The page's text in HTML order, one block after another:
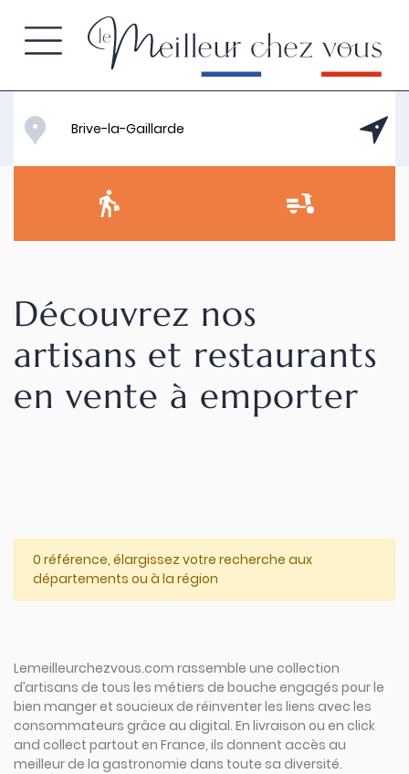
Découvrez nos
artisans et restaurants
en vente à emporter
0 référence, élargissez votre recherche aux
départements ou à la région
Lemeilleurchezvous.com rassemble une collection
d’artisans de tous les métiers de bouche engagés pour le
bien manger et soucieux de réinventer les liens avec les
consommateurs grâce au digital. En livraison ou en click
and collect partout en France, ils donnent accès au
meilleur de la gastronomie dans toute sa diversité.